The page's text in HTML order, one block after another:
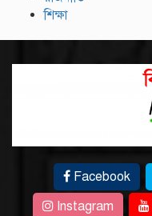
শিক্ষা
Facebook
Instagram